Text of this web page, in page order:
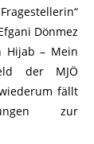
Dönmez
Hijab – Mein
der MJÖ
fällt
zur